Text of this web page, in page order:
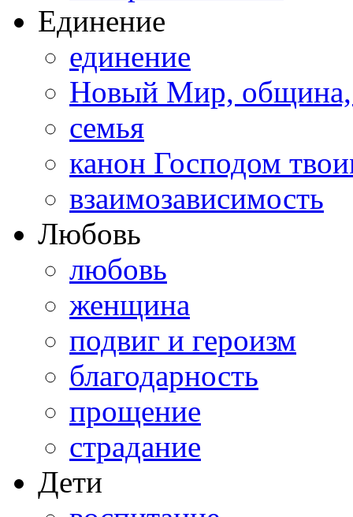
Единение
единение
Новый Мир,
семья
канон Господом
взаимозависимость
Любовь
любовь
женщина
подвиг и героизм
благодарность
прощение
страдание
Дети